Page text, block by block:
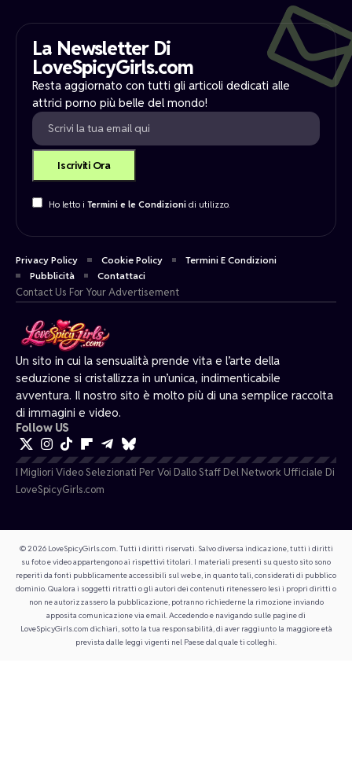
Un sito in cui la sensualità prende vita e l’arte della
seduzione si cristallizza in un’unica, indimenticabile
avventura. Il nostro sito è molto più di una semplice raccolta
di immagini e video.
Follow US
I Migliori Video Selezionati Per Voi Dallo Staff Del Network Ufficiale Di
LoveSpicyGirls.com
La Newsletter Di
LoveSpicyGirls.com
Resta aggiornato con tutti gli articoli dedicati alle
attrici porno più belle del mondo!
Ho letto i Termini e le Condizionidi utilizzo.
Privacy Policy Cookie Policy
Termini E Condizioni
Pubblicità
Contattaci
Contact Us For Your Advertisement
© 2026 LoveSpicyGirls.com. Tutti i diritti riservati. Salvo diversa indicazione, tutti i diritti
su foto e video appartengono ai rispettivi titolari. I materiali presenti su questo sito sono
reperiti da fonti pubblicamente accessibili sul web e, in quanto tali, considerati di pubblico
dominio. Qualora i soggetti ritratti o gli autori dei contenuti ritenessero lesi i propri diritti o
non ne autorizzassero la pubblicazione, potranno richiederne la rimozione inviando
apposita comunicazione via email. Accedendo e navigando sulle pagine di
LoveSpicyGirls.com dichiari, sotto la tua responsabilità, di aver raggiunto la maggiore età
prevista dalle leggi vigenti nel Paese dal quale ti colleghi.